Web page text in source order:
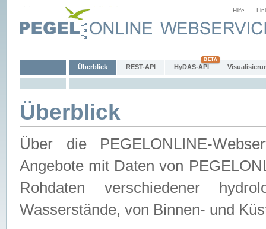
Hilfe
Überblick REST-API HyDAS-API
Überblick
Über die PEGELONLINE-
Angebote mit Daten von
Rohdaten verschiedener
Wasserstände, von Binnen- und